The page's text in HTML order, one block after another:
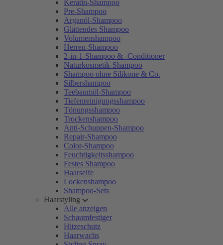
Keratin-Shampoo
Pre-Shampoo
Arganöl-Shampoo
Glättendes Shampoo
Volumenshampoo
Herren-Shampoo
2-in-1-Shampoo & -Conditioner
Naturkosmetik-Shampoo
Shampoo ohne Silikone & Co.
Silbershampoo
Teebaumöl-Shampoo
Tiefenreinigungsshampoo
Tönungsshampoo
Trockenshampoo
Anti-Schuppen-Shampoo
Repair-Shampoo
Color-Shampoo
Feuchtigkeitsshampoo
Festes Shampoo
Haarseife
Lockenshampoo
Shampoo-Sets
Haarstyling
Alle anzeigen
Schaumfestiger
Hitzeschutz
Haarwachs